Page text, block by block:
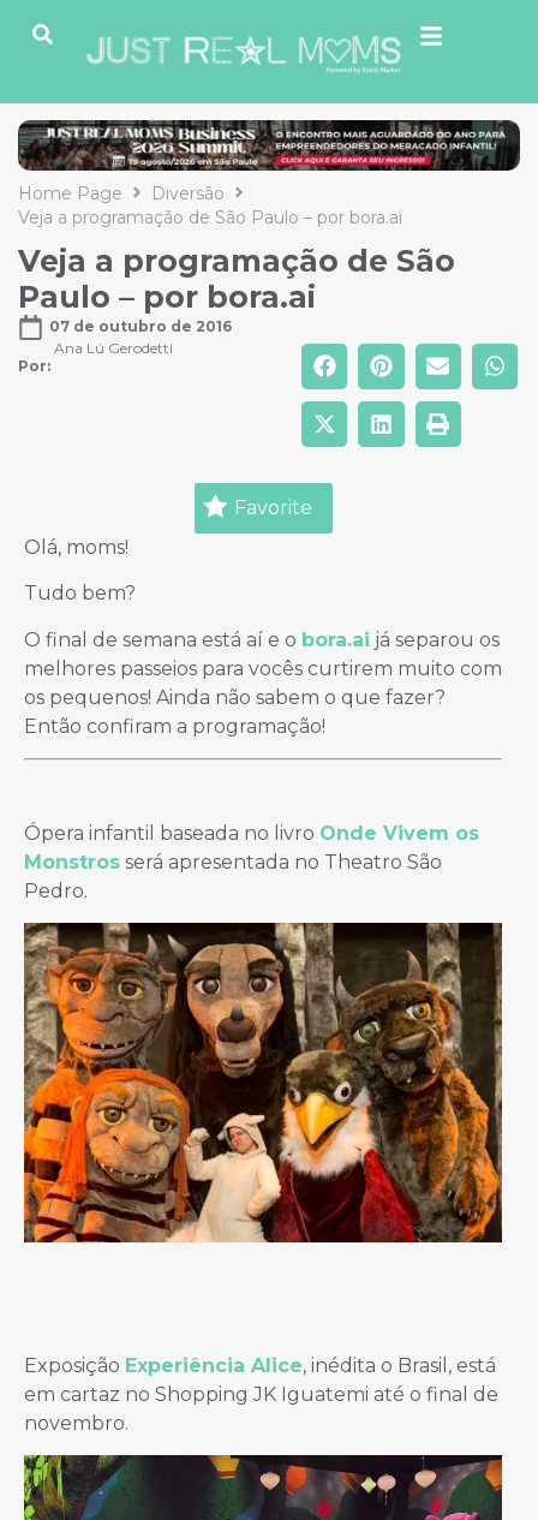
Home Page
Diversão
Veja a programação de São Paulo – por bora.ai
Veja a programação de São
Paulo – por bora.ai
07 de outubro de 2016
Por:
Ana Lú Gerodetti
Favorite
Olá, moms!
Tudo bem?
O final de semana está aí e o bora.ai já separou os
melhores passeios para vocês curtirem muito com
os pequenos! Ainda não sabem o que fazer?
Então confiram a programação!
Ópera infantil baseada no livro Onde Vivem os
Monstros será apresentada no Theatro São
Pedro.
Exposição Experiência Alice, inédita o Brasil, está
em cartaz no Shopping JK Iguatemi até o final de
novembro.